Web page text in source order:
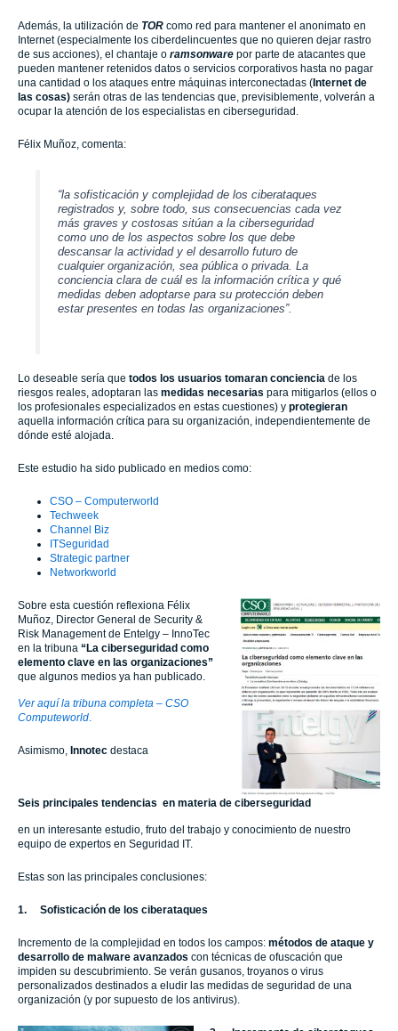
Además, la utilización de TOR como red para mantener el anonimato en
Internet (especialmente los ciberdelincuentes que no quieren dejar rastro
de sus acciones), el chantaje o ramsonware por parte de atacantes que
pueden mantener retenidos datos o servicios corporativos hasta no pagar
una cantidad o los ataques entre máquinas interconectadas (Internet de
las cosas) serán otras de las tendencias que, previsiblemente, volverán a
ocupar la atención de los especialistas en ciberseguridad.
Félix Muñoz, comenta:
“la sofisticación y complejidad de los ciberataques
registrados y, sobre todo, sus consecuencias cada vez
más graves y costosas sitúan a la ciberseguridad
como uno de los aspectos sobre los que debe
descansar la actividad y el desarrollo futuro de
cualquier organización, sea pública o privada. La
conciencia clara de cuál es la información crítica y qué
medidas deben adoptarse para su protección deben
estar presentes en todas las organizaciones”.
Lo deseable sería que todos los usuarios tomaran conciencia de los
riesgos reales, adoptaran las medidas necesarias para mitigarlos (ellos o
los profesionales especializados en estas cuestiones) y protegieran
aquella información crítica para su organización, independientemente de
dónde esté alojada.
Este estudio ha sido publicado en medios como:
CSO – Computerworld
Techweek
Channel Biz
ITSeguridad
Strategic partner
Networkworld
Sobre esta cuestión reflexiona Félix
Muñoz, Director General de Security &
Risk Management de Entelgy – InnoTec
en la tribuna “La ciberseguridad como
elemento clave en las organizaciones”
que algunos medios ya han publicado.
Ver aquí la tribuna completa – CSO
Computeworld.
Asimismo, Innotec destaca
Seis principales tendencias en materia de ciberseguridad
en un interesante estudio, fruto del trabajo y conocimiento de nuestro
equipo de expertos en Seguridad IT.
Estas son las principales conclusiones:
1. Sofisticación de los ciberataques
Incremento de la complejidad en todos los campos: métodos de ataque y
desarrollo de malware avanzados con técnicas de ofuscación que
impiden su descubrimiento. Se verán gusanos, troyanos o virus
personalizados destinados a eludir las medidas de seguridad de una
organización (y por supuesto de los antivirus).